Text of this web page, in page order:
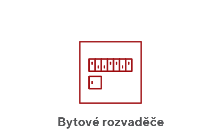
Bytové rozvaděče